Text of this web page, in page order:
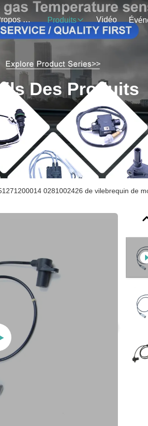
À Propos De Nous Produits Vidéo
Des Produits
0281002426 de vilebrequin de